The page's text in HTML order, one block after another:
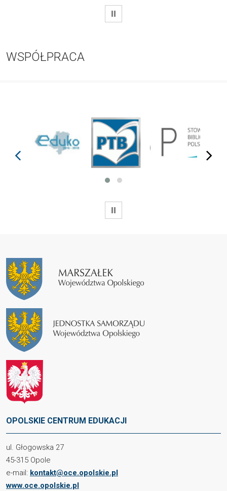
WSTRZYMAJ
WSPÓŁPRACA
prev next
WSTRZYMAJ
OPOLSKIE CENTRUM EDUKACJI
ul. Głogowska 27
45-315 Opole
e-mail: kontakt@oce.opolskie.pl
www.oce.opolskie.pl